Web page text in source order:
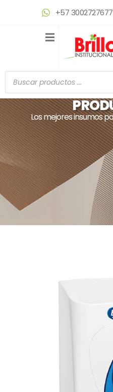
+57 3002727677
de
productos
Los mejores insumos